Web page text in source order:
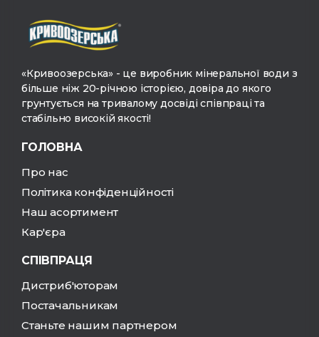
«Кривоозерська» - це виробник мінеральної води з
більше ніж 20-річною історією, довіра до якого
грунтується на тривалому досвіді співпраці та
стабільно високій якості!
ГОЛОВНА
Про нас
Політика конфіденційності
Наш асортимент
Кар'єра
СПІВПРАЦЯ
Дистриб'юторам
Постачальникам
Станьте нашим партнером